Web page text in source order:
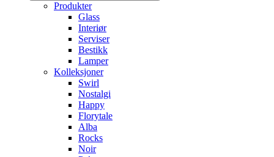
Produkter
Glass
Interiør
Serviser
Bestikk
Lamper
Kolleksjoner
Swirl
Nostalgi
Happy
Florytale
Alba
Rocks
Noir